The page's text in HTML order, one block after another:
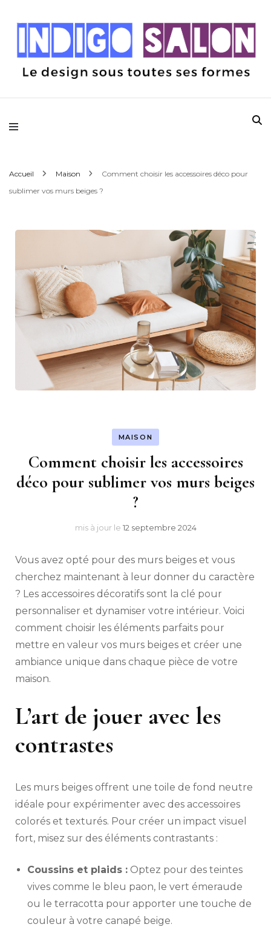
Indigo Salon
Accueil Maison
Comment choisir les accessoires déco pour
sublimer vos murs beiges ?
MAISON
Comment choisir les accessoires
déco pour sublimer vos murs beiges
?
mis à jour le 12 septembre 2024
Vous avez opté pour des murs beiges et vous
cherchez maintenant à leur donner du caractère
? Les accessoires décoratifs sont la clé pour
personnaliser et dynamiser votre intérieur. Voici
comment choisir les éléments parfaits pour
mettre en valeur vos murs beiges et créer une
ambiance unique dans chaque pièce de votre
maison.
L’art de jouer avec les
contrastes
Les murs beiges offrent une toile de fond neutre
idéale pour expérimenter avec des accessoires
colorés et texturés. Pour créer un impact visuel
fort, misez sur des éléments contrastants :
Coussins et plaids : Optez pour des teintes
vives comme le bleu paon, le vert émeraude
ou le terracotta pour apporter une touche de
couleur à votre canapé beige.